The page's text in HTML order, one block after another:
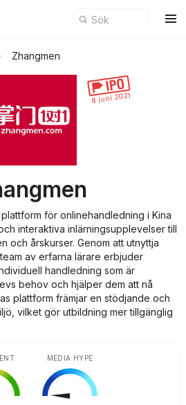
Zhangmen
8 juni 2021
för onlinehandledning i Kina
interaktiva inlärningsupplevelser till
och årskurser. Genom att utnyttja
av erfarna lärare erbjuder
handledning som är
behov och hjälper dem att nå
plattform främjar en stödjande och
vilket gör utbildning mer tillgänglig
MEDIA HYPE